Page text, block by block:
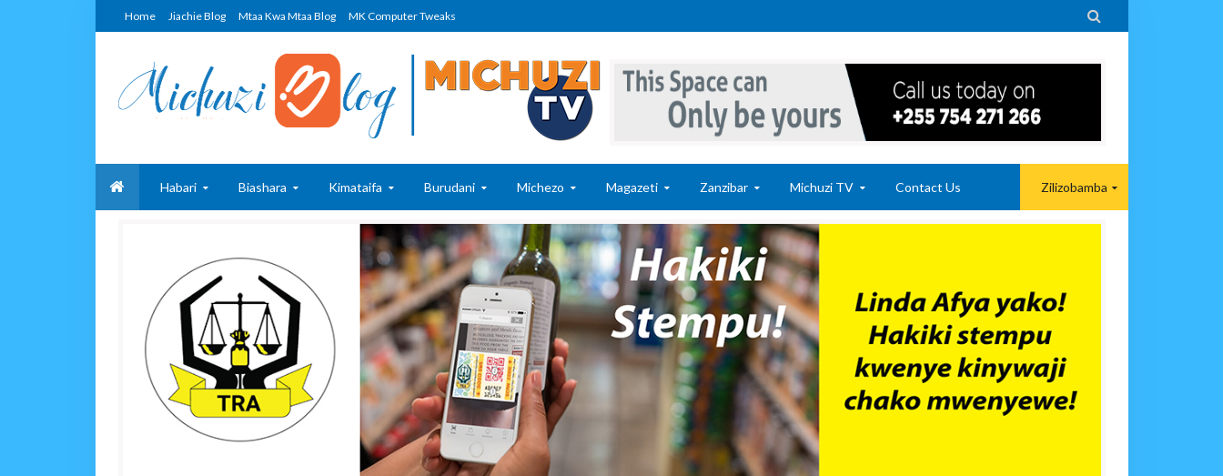
Home Jiachie Blog Mtaa Kwa Mtaa Blog MK Computer Tweaks 
Habari Biashara Kimataifa Burudani Michezo Magazeti Zanzibar Michuzi TV Contact Us Zilizobamba